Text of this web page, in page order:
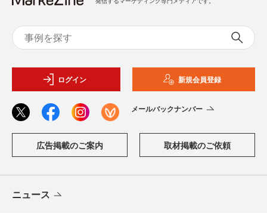
ログイン 新規会員登録
メールバックナンバー
広告掲載のご案内 取材掲載のご依頼
ニュース